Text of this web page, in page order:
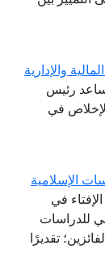
والإدارية
رئيس
في
الإسلامية
في
للدراسات
تقديرًا